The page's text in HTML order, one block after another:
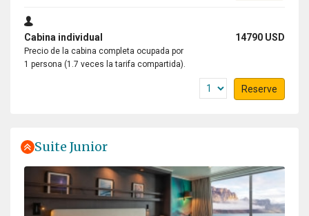
Cabina individual 14790 USD
Precio de la cabina completa ocupada por
1 persona (1.7 veces la tarifa compartida).
Reserve
Suite Junior